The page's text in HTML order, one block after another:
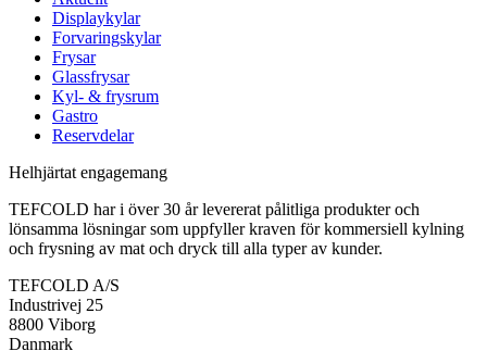
Displaykylar
Forvaringskylar
Frysar
Glassfrysar
Kyl- & frysrum
Gastro
Reservdelar
Helhjärtat engagemang
TEFCOLD har i över 30 år levererat pålitliga produkter och
lönsamma lösningar som uppfyller kraven för kommersiell kylning
och frysning av mat och dryck till alla typer av kunder.
TEFCOLD A/S
Industrivej 25
8800 Viborg
Danmark